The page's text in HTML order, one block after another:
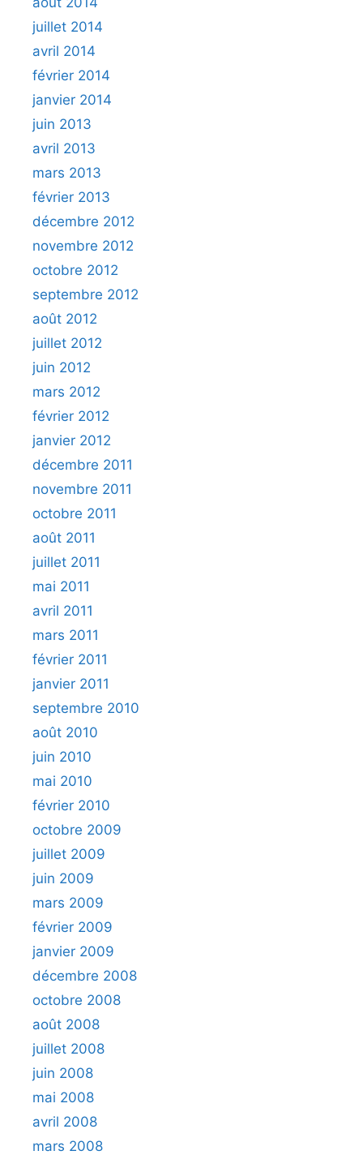
juillet 2014
avril 2014
février 2014
janvier 2014
juin 2013
avril 2013
mars 2013
février 2013
décembre 2012
novembre 2012
octobre 2012
septembre 2012
août 2012
juillet 2012
juin 2012
mars 2012
février 2012
janvier 2012
décembre 2011
novembre 2011
octobre 2011
août 2011
juillet 2011
mai 2011
avril 2011
mars 2011
février 2011
janvier 2011
septembre 2010
août 2010
juin 2010
mai 2010
février 2010
octobre 2009
juillet 2009
juin 2009
mars 2009
février 2009
janvier 2009
décembre 2008
octobre 2008
août 2008
juillet 2008
juin 2008
mai 2008
avril 2008
mars 2008